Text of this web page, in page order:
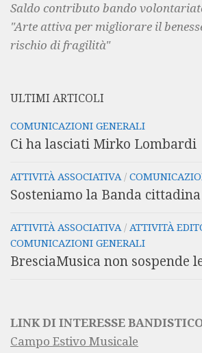
Saldo contributo bando
"Arte attiva per migliorare il
rischio di fragilità"
ULTIMI ARTICOLI
COMUNICAZIONI GENERALI
Ci ha lasciati Mirko Lombardi
ATTIVITÀ ASSOCIATIVA/
Sosteniamo la Banda
ATTIVITÀ ASSOCIATIVA/ ATTIVITÀ
COMUNICAZIONI GENERALI
BresciaMusica non sospende
LINK DI INTERESSE
Campo Estivo Musicale